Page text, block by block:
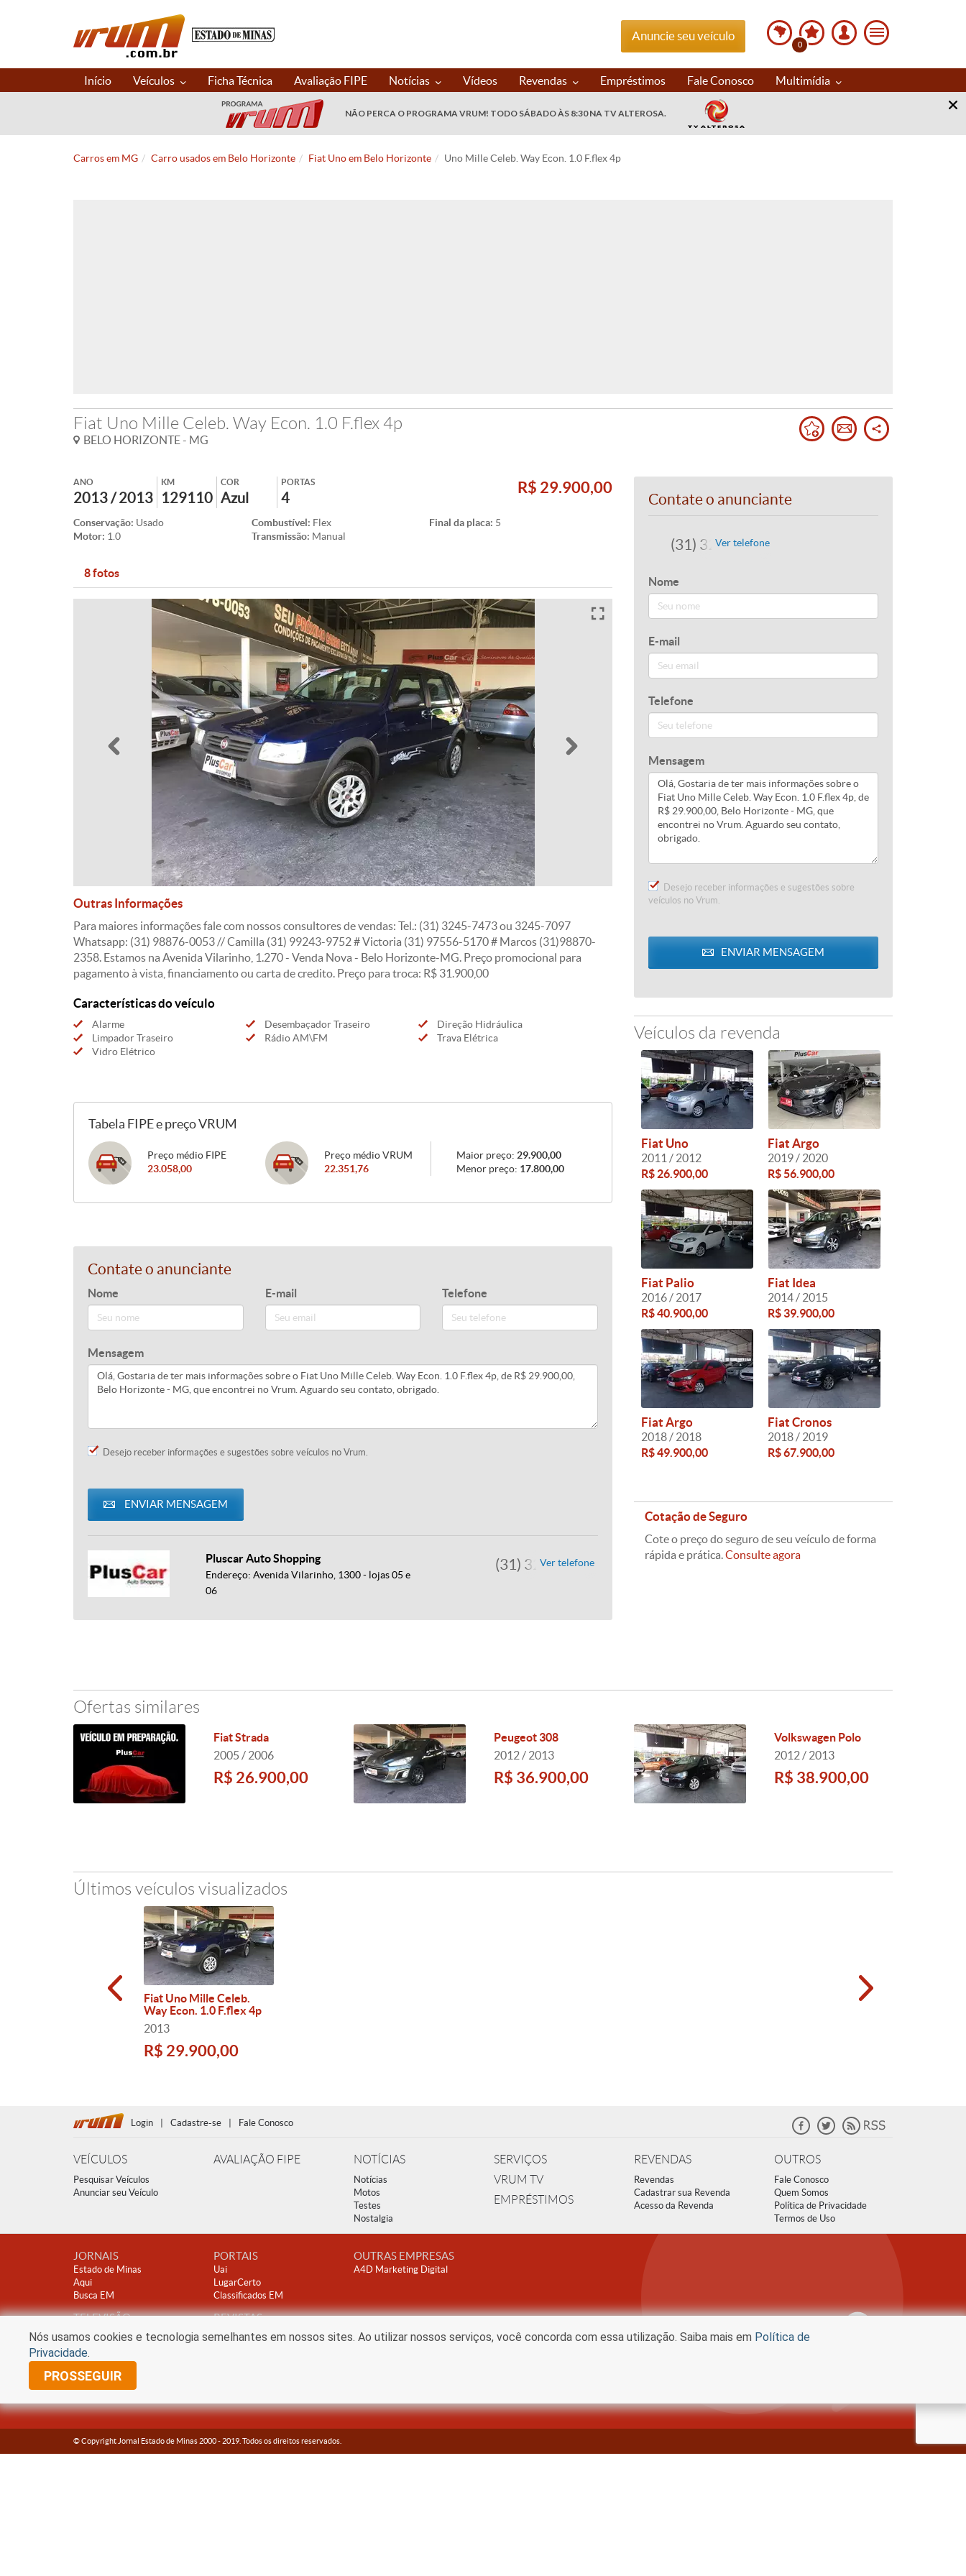
Anuncie seu veículo
0
Início Veículos Ficha Técnica Avaliação FIPE Notícias Vídeos Revendas Empréstimos Fale Conosco Multimídia
NÃO PERCA O PROGRAMA VRUM! TODO SÁBADO ÀS 8:30 NA TV ALTEROSA.
Carros em MG Carro usados em Belo Horizonte Fiat Uno em Belo Horizonte Uno Mille Celeb. Way Econ. 1.0 F.flex 4p
Fiat Uno Mille Celeb. Way Econ. 1.0 F.flex 4p
BELO HORIZONTE - MG
ANO
2013 / 2013
KM
129110
COR
Azul
PORTAS
4
R$ 29.900,00
Conservação: Usado Combustível: Flex Final da placa: 5
Motor: 1.0 Transmissão: Manual
8 fotos
Anterior
Outras Informações
Para maiores informações fale com nossos consultores de vendas: Tel.: (31) 3245-7473 ou 3245-7097
Whatsapp: (31) 98876-0053 // Camilla (31) 99243-9752 # Victoria (31) 97556-5170 # Marcos (31)98870-
2358. Estamos na Avenida Vilarinho, 1.270 - Venda Nova - Belo Horizonte-MG. Preço promocional para
pagamento à vista, financiamento ou carta de credito. Preço para troca: R$ 31.900,00
Características do veículo
Alarme Desembaçador Traseiro
Direção Hidráulica
Limpador Traseiro
Rádio AM\FM
Trava Elétrica
Vidro Elétrico
Tabela FIPE e preço VRUM
Preço médio FIPE
23.058,00
Preço médio VRUM
22.351,76
Maior preço: 29.900,00
Menor preço: 17.800,00
Contate o anunciante
Nome E-mail Telefone
Mensagem
Desejo receber informações e sugestões sobre veículos no Vrum.
ENVIAR MENSAGEM
Pluscar Auto Shopping
Endereço: Avenida Vilarinho, 1300 - lojas 05 e
06
(31) 3245-7473
Ver telefone
Contate o anunciante
(31) 3245-7473
Ver telefone
Nome
E-mail
Telefone
Mensagem
Desejo receber informações e sugestões sobre
veículos no Vrum.
ENVIAR MENSAGEM
Veículos da revenda
Fiat Uno
2011 / 2012
R$ 26.900,00
Fiat Argo
2019 / 2020
R$ 56.900,00
Fiat Palio
2016 / 2017
R$ 40.900,00
Fiat Idea
2014 / 2015
R$ 39.900,00
Fiat Argo
2018 / 2018
R$ 49.900,00
Fiat Cronos
2018 / 2019
R$ 67.900,00
Cotação de Seguro
Cote o preço do seguro de seu veículo de forma
rápida e prática.Consulte agora
Ofertas similares
Fiat Strada
2005 / 2006
R$ 26.900,00
Peugeot 308
2012 / 2013
R$ 36.900,00
Volkswagen Polo
2012 / 2013
R$ 38.900,00
Últimos veículos visualizados
Fiat Uno Mille Celeb.
Way Econ. 1.0 F.flex 4p
2013
R$ 29.900,00
Login Cadastre-se Fale Conosco
VEÍCULOS
Pesquisar Veículos
Anunciar seu Veículo
AVALIAÇÃO FIPE NOTÍCIAS
Notícias
Motos
Testes
Nostalgia
SERVIÇOS
VRUM TV
EMPRÉSTIMOS
REVENDAS
Revendas
Cadastrar sua Revenda
Acesso da Revenda
OUTROS
Fale Conosco
Quem Somos
Política de Privacidade
Termos de Uso
JORNAIS
Estado de Minas
Aqui
Busca EM
TELEVISÃO
TV Alterosa
PORTAIS
Uai
LugarCerto
Classificados EM
REVISTAS
Encontro
Clube A
OUTRAS EMPRESAS
A4D Marketing Digital
© Copyright Jornal Estado de Minas 2000 -2019 . Todos os direitos reservados.
Nós usamos cookies e tecnologia semelhantes em nossos sites. Ao utilizar nossos serviços, você concorda com essa utilização. Saiba mais em Política de
Privacidade.
PROSSEGUIR